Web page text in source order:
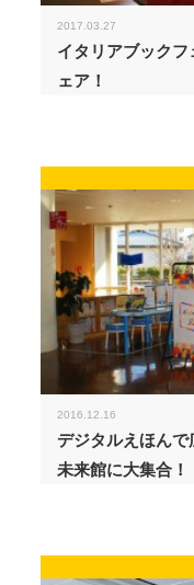
2017.03.27
イタリアブック
ェア！
2016.12.16
デジタルえほん
未来館に大集合！